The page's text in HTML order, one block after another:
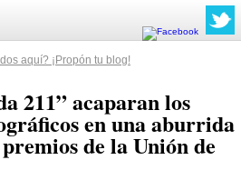
aquí? ¡Propón tu blog!
211” acaparan los
en una aburrida
de la Unión de